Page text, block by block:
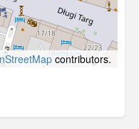
contributors.